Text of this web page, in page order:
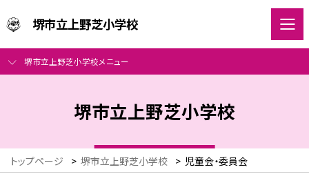
堺市立上野芝小学校
堺市立上野芝小学校メニュー
堺市立上野芝小学校
トップページ > 堺市立上野芝小学校 > 児童会・委員会